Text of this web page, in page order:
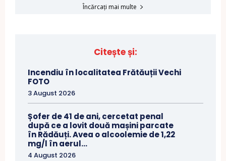
Încărcați mai multe
Citește și:
Incendiu în localitatea Frătăuții Vechi
FOTO
3 August 2026
Șofer de 41 de ani, cercetat penal
după ce a lovit două mașini parcate
în Rădăuți. Avea o alcoolemie de 1,22
mg/l în aerul...
4 August 2026